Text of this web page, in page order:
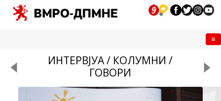
ИНТЕРВЈУА / КОЛУМНИ /
ГОВОРИ